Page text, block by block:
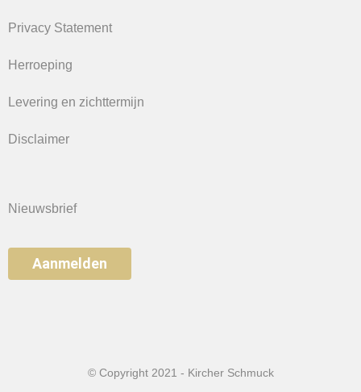
Privacy Statement
Herroeping
Levering en zichttermijn
Disclaimer
Nieuwsbrief
Aanmelden
© Copyright 2021 - Kircher Schmuck